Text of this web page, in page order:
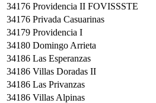
34176 Providencia II FOVISSSTE
34176 Privada Casuarinas
34179 Providencia I
34180 Domingo Arrieta
34186 Las Esperanzas
34186 Villas Doradas II
34186 Las Privanzas
34186 Villas Alpinas